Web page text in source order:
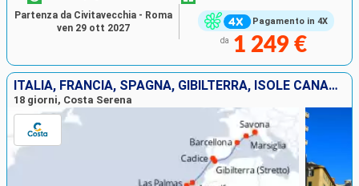
Pagamento in 4X
da 1 249 €
Partenza da Civitavecchia - Roma
ven 29 ott 2027
ITALIA, FRANCIA, SPAGNA, GIBILTERRA, ISOLE CANARIE, ANTILLE
18 giorni, Costa Serena